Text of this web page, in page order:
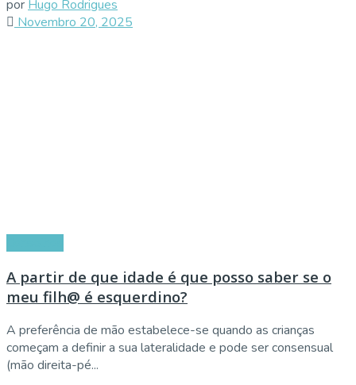
por Hugo Rodrigues
Novembro 20, 2025
A partir de que idade é que posso saber se o
meu filh@ é esquerdino?
A preferência de mão estabelece-se quando as crianças
começam a definir a sua lateralidade e pode ser consensual
(mão direita-pé...